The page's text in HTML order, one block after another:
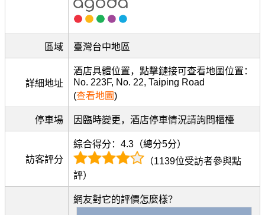
區域 臺灣台中地區
詳細地址
酒店具體位置，點擊鏈接可查看地圖位置：
No. 223F, No. 22, Taiping Road
(查看地圖)
停車場 因臨時變更，酒店停車情況請詢問櫃檯
訪客評分
綜合得分：4.3（總分5分）
（1139位受訪者參與點
評）
網友對它的評價怎麼樣？